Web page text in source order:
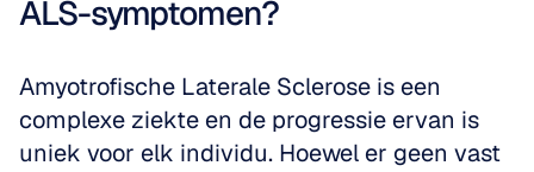
ALS-symptomen?
Amyotrofische Laterale Sclerose is een
complexe ziekte en de progressie ervan is
uniek voor elk individu. Hoewel er geen vast